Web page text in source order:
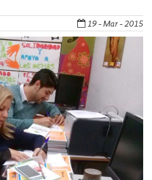
19 - Mar - 2015